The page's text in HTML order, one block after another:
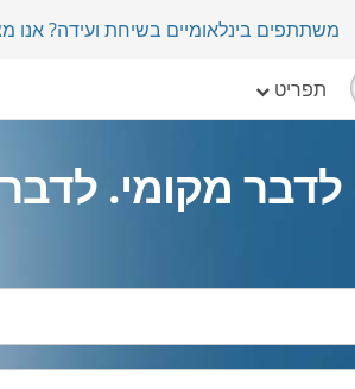
משתתפים בינלאומיים בשיחת ועידה? אנו
תפריט
לדבר מקומי.